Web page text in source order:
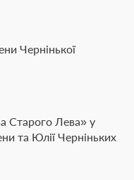
Чернінької
Старого Лева» у
та Юлії Черніньких